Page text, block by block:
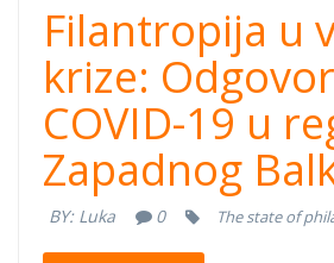
Filantropija u
krize:
COVID-19 u
Zapadnog
BY: Luka 0 The state of